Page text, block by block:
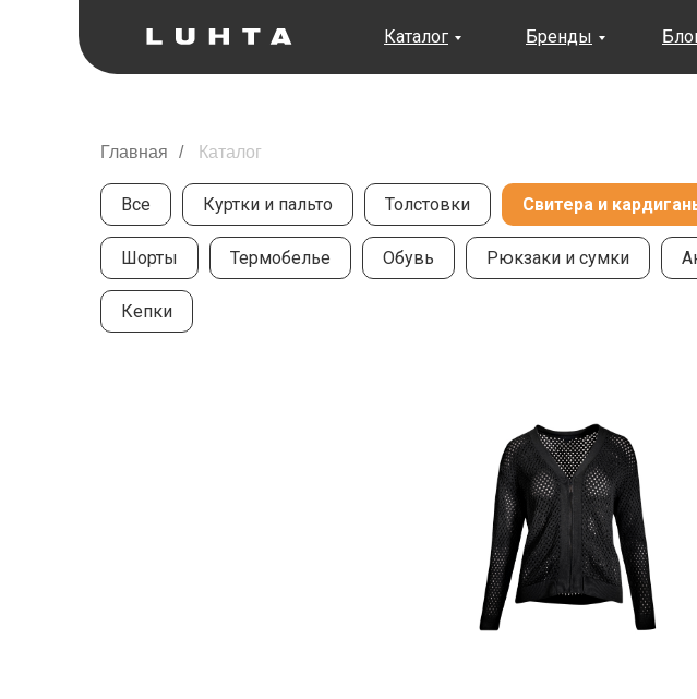
Каталог Бренды
Главная / Каталог
Все Куртки и пальто Толстовки Свитера и
Шорты Термобелье Обувь Рюкзаки и сумки
Кепки